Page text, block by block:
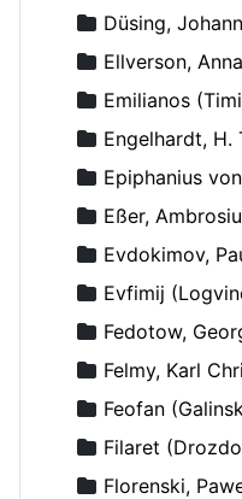
Düsing,
Ellverson,
Emilianos
Engelhardt, H.
Epiphanius
Eßer,
Evdokimov,
Evfimij
Fedotow,
Felmy, Karl
Feofan
Filaret
Florenski,